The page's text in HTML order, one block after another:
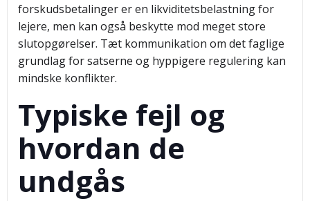
forskudsbetalinger er en likviditetsbelastning for
lejere, men kan også beskytte mod meget store
slutopgørelser. Tæt kommunikation om det faglige
grundlag for satserne og hyppigere regulering kan
mindske konflikter.
Typiske fejl og
hvordan de
undgås